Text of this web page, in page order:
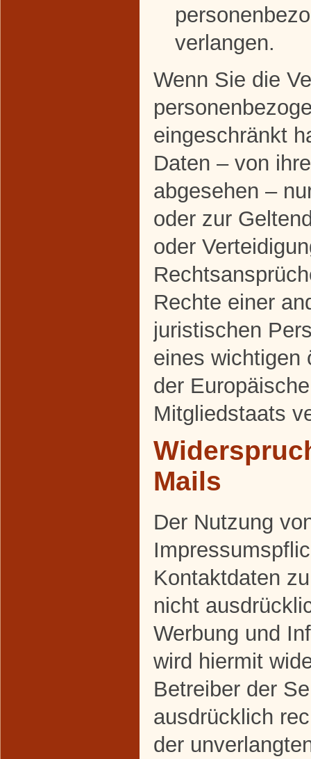
verlangen.
Wenn Sie die
eingeschränkt
Daten – von
abgesehen –
oder zur
oder
Rechte einer
juristischen
eines wichtigen
der
Mitgliedstaats
Mails
Der Nutzung
Kontaktdaten
nicht
Werbung und
wird hiermit
Betreiber der
ausdrücklich
der